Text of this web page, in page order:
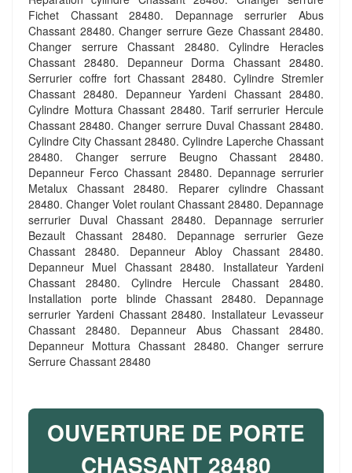
Fichet Chassant 28480. Depannage serrurier Abus
Chassant 28480. Changer serrure Geze Chassant 28480.
Changer serrure Chassant 28480. Cylindre Heracles
Chassant 28480. Depanneur Dorma Chassant 28480.
Serrurier coffre fort Chassant 28480. Cylindre Stremler
Chassant 28480. Depanneur Yardeni Chassant 28480.
Cylindre Mottura Chassant 28480. Tarif serrurier Hercule
Chassant 28480. Changer serrure Duval Chassant 28480.
Cylindre City Chassant 28480. Cylindre Laperche Chassant
28480. Changer serrure Beugno Chassant 28480.
Depanneur Ferco Chassant 28480. Depannage serrurier
Metalux Chassant 28480. Reparer cylindre Chassant
28480. Changer Volet roulant Chassant 28480. Depannage
serrurier Duval Chassant 28480. Depannage serrurier
Bezault Chassant 28480. Depannage serrurier Geze
Chassant 28480. Depanneur Abloy Chassant 28480.
Depanneur Muel Chassant 28480. Installateur Yardeni
Chassant 28480. Cylindre Hercule Chassant 28480.
Installation porte blinde Chassant 28480. Depannage
serrurier Yardeni Chassant 28480. Installateur Levasseur
Chassant 28480. Depanneur Abus Chassant 28480.
Depanneur Mottura Chassant 28480. Changer serrure
Serrure Chassant 28480
OUVERTURE DE PORTE
CHASSANT 28480